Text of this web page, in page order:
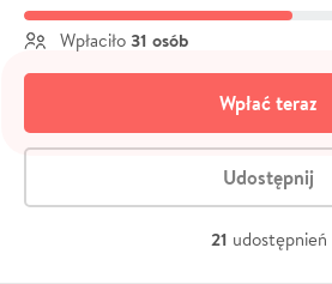
Wpłaciło 31 osób
Wpłać teraz
Udostępnij
21 udostępnień